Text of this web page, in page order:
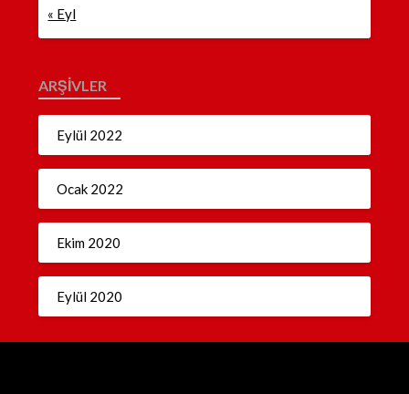
« Eyl
ARŞIVLER
Eylül 2022
Ocak 2022
Ekim 2020
Eylül 2020